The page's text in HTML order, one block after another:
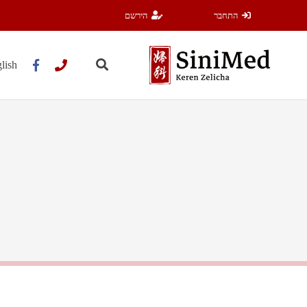
הירשם התחבר